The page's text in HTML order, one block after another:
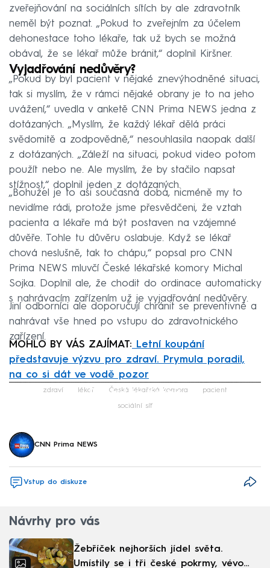
zveřejňování na sociálních sítích by ale zdravotník
neměl být poznat. „Pokud to zveřejním za účelem
dehonestace toho lékaře, tak už bych se možná
obával, že se lékař může bránit,“ doplnil Kiršner.
Vyjadřování nedůvěry?
„Pokud by byl pacient v nějaké znevýhodněné situaci,
tak si myslím, že v rámci nějaké obrany je to na jeho
uvážení,“ uvedla v anketě CNN Prima NEWS jedna z
dotázaných. „Myslím, že každý lékař dělá práci
svědomitě a zodpovědně,“ nesouhlasila naopak další
z dotázaných. „Záleží na situaci, pokud video potom
použít nebo ne. Ale myslím, že by stačilo napsat
stížnost,“ doplnil jeden z dotázaných.
„Bohužel je to asi současná doba, nicméně my to
nevidíme rádi, protože jsme přesvědčeni, že vztah
pacienta a lékaře má být postaven na vzájemné
důvěře. Tohle tu důvěru oslabuje. Když se lékař
chová neslušně, tak to chápu,“ popsal pro CNN
Prima NEWS mluvčí České lékařské komory Michal
Sojka. Doplnil ale, že chodit do ordinace automaticky
s nahrávacím zařízením už je vyjadřování nedůvěry.
Jiní odborníci ale doporučují chránit se preventivně a
nahrávat vše hned po vstupu do zdravotnického
zařízení.
MOHLO BY VÁS ZAJÍMAT: Letní koupání
představuje výzvu pro zdraví. Prymula poradil,
na co si dát ve vodě pozor
Failed to fetch
zdraví lékař Česká lékařská komora pacient
sociální síť
CNN Prima NEWS
Vstup do diskuze
Návrhy pro vás
Žebříček nejhorších jídel světa.
Umístily se i tři české pokrmy, vévodí